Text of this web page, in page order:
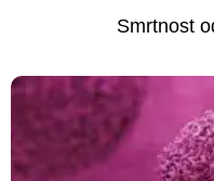
Smrtnost